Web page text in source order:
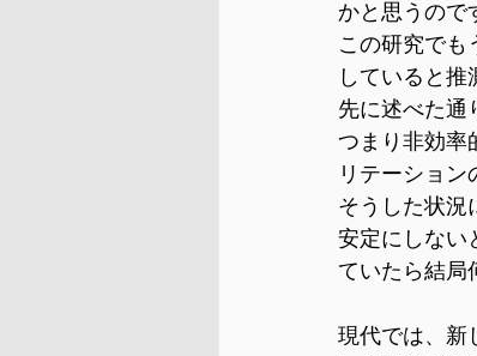
かと思うので
この研究でも
していると推
先に述べた通
つまり非効率
リテーション
そうした状況
安定にしない
ていたら結局
現代では、新